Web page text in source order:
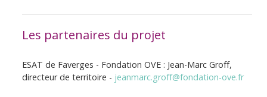
Les partenaires du projet
ESAT de Faverges - Fondation OVE : Jean-Marc Groff,
directeur de territoire - jeanmarc.groff@fondation-ove.fr